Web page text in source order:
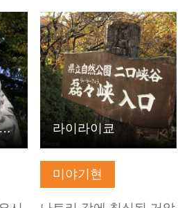
성터(시로야마 공원)
미야기현
기본정보 보기
라이라이쿄